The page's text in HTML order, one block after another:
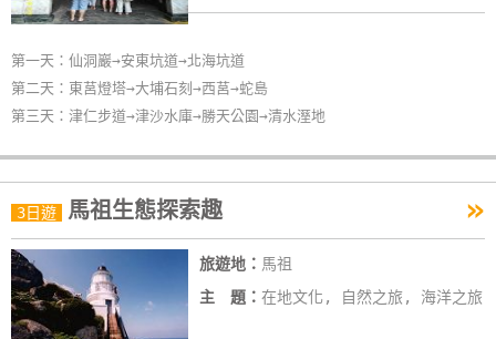
第一天：仙洞巖→安東坑道→北海坑道
第二天：東莒燈塔→大埔石刻→西莒→蛇島
第三天：津仁步道→津沙水庫→勝天公園→清水溼地
3日遊 馬祖生態探索趣 »
旅遊地： 馬祖
主 題： 在地文化, 自然之旅, 海洋之旅